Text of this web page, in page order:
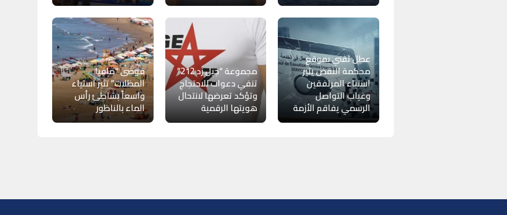
عطل تقني بموقع
محكمة النقض يثير
استياء المرتفقين
وغياب التواصل
الرسمي يفاقم الأزمة
مجموعة “جيل زد 212”
تنفي دعوات للاحتجاج
وتؤكد تعرضها لانتحال
هويتها الرقمية
فوضى “مافيا
المظلات” تثير استياء
واسعاً بشاطئ رأس
الماء بالناظور